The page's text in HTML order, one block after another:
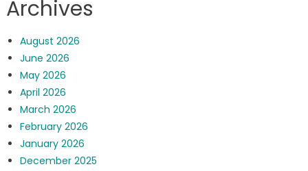
Archives
August 2026
June 2026
May 2026
April 2026
March 2026
February 2026
January 2026
December 2025